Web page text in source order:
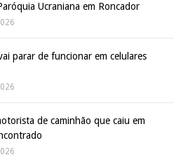
Ucraniana em Roncador
parar de funcionar em celulares
de caminhão que caiu em